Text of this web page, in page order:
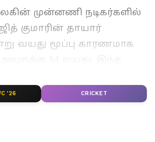
முன்னணி நடிகர்களில்
குமாரின் தாயார்
வயது மூப்பு காரணமாக
பெரும் சோகத்தை
'26 CRICKET